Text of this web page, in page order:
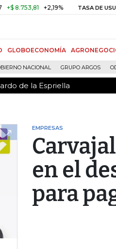
+2,19% TASA DE USURA
GLOBOECONOMÍA
NACIONAL GRUPO ARGOS
de la Espriella
de la Espriella
EMPRESAS
en el
para